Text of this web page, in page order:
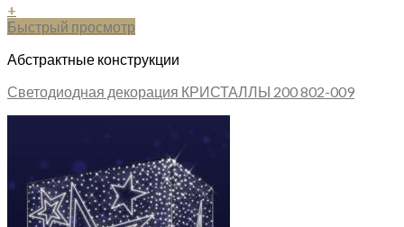
+
Быстрый просмотр
Абстрактные конструкции
Светодиодная декорация КРИСТАЛЛЫ 200 802-009